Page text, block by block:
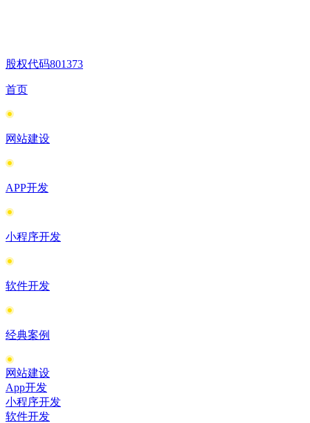
股权代码801373
首页
网站建设
APP开发
小程序开发
软件开发
经典案例
网站建设
App开发
小程序开发
软件开发